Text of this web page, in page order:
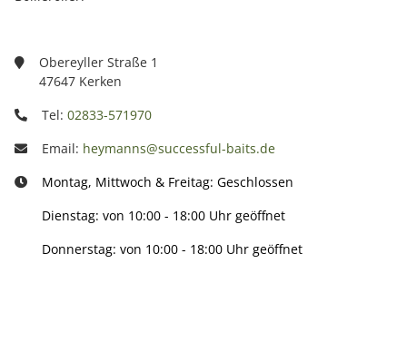
Obereyller Straße 1
47647 Kerken
Tel: 02833-571970
Email: heymanns@successful-baits.de
Montag, Mittwoch & Freitag: Geschlossen
Dienstag: von 10:00 - 18:00 Uhr geöffnet
Donnerstag: von 10:00 - 18:00 Uhr geöffnet